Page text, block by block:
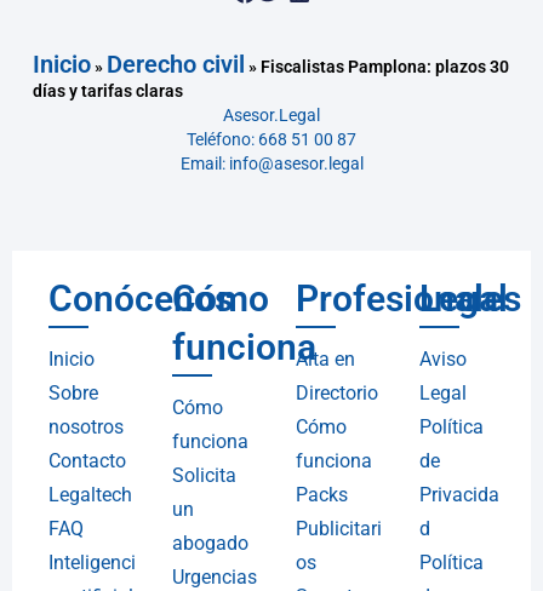
Inicio» Derecho civil » Fiscalistas Pamplona: plazos 30
días y tarifas claras
Asesor.Legal
Teléfono: 668 51 00 87
Email: info@asesor.legal
Conócenos
Inicio
Sobre
nosotros
Contacto
Legaltech
FAQ
Inteligenci
Cómo
funciona
Cómo
funciona
Solicita
un
abogado
Urgencias
Profesionales
Alta en
Directorio
Cómo
funciona
Packs
Publicitari
os
Legal
Aviso
Legal
Política
de
Privacida
d
Política